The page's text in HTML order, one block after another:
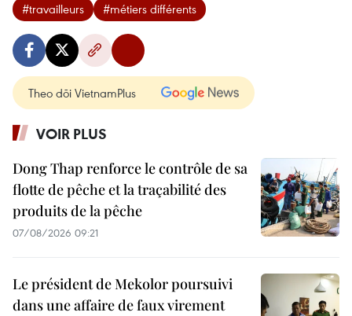
#travailleurs #métiers différents
Theo dõi VietnamPlus
VOIR PLUS
Dong Thap renforce le contrôle de sa
flotte de pêche et la traçabilité des
produits de la pêche
07/08/2026 09:21
Le président de Mekolor poursuivi
dans une affaire de faux virement